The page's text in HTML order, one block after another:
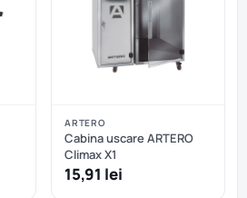
ARTERO
Cabina uscare ARTERO
Climax X1
15,91 lei